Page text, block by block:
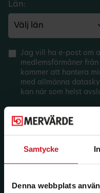
Samtycke
Denna webbplats
Län:
Jag vill ha e-post om
medlemsförmåner
kommer att hantera
med allmänna
kan när som helst